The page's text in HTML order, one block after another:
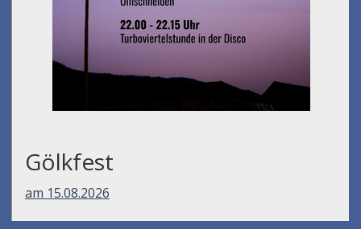
Gölkfest
am 15.08.2026